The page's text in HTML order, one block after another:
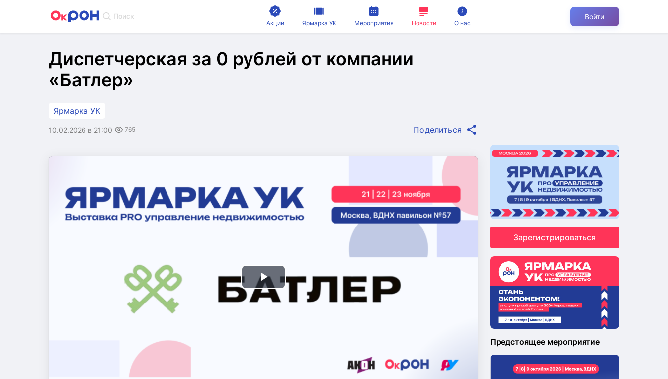
Поиск
Акции Ярмарка УК Мероприятия Новости О нас
Войти
Диспетчерская за 0 рублей от компании
«Батлер»
Ярмарка УК
10.02.2026 в 21:00 765 Поделиться
Play
Зарегистрироваться
Предстоящее мероприятие